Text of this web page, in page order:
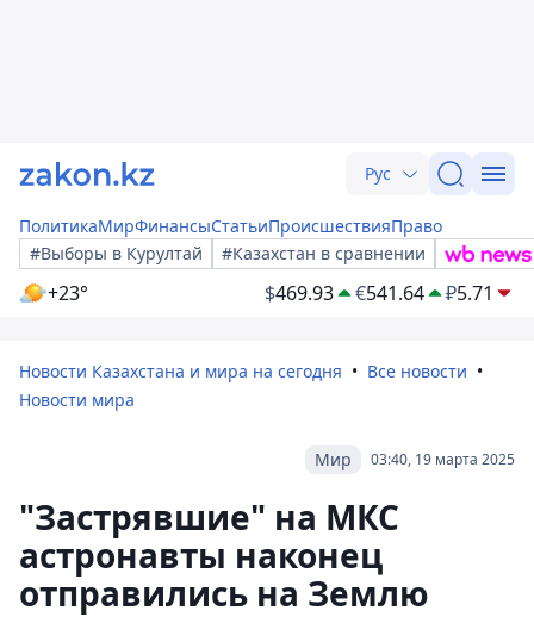
Рус
ПолитикаМирФинансыСтатьиПроисшествияПраво
#Выборы в Курултай
#Казахстан в сравнении
+23° $469.93 €541.64 ₽5.71
Новости Казахстана и мира на сегодня
Все новости
Новости мира
03:40, 19 марта 2025
Мир
"Застрявшие" на МКС
астронавты наконец
отправились на Землю